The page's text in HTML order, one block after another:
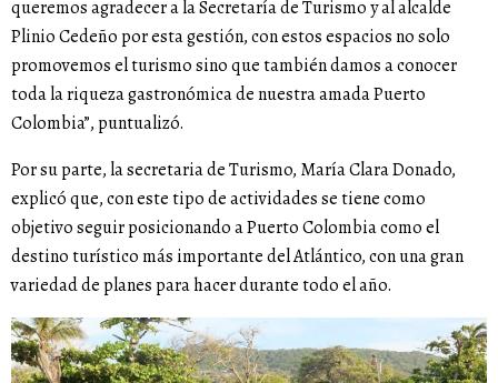
queremos agradecer a la Secretaría de Turismo y al alcalde
Plinio Cedeño por esta gestión, con estos espacios no solo
promovemos el turismo sino que también damos a conocer
toda la riqueza gastronómica de nuestra amada Puerto
Colombia”, puntualizó.
Por su parte, la secretaria de Turismo, María Clara Donado,
explicó que, con este tipo de actividades se tiene como
objetivo seguir posicionando a Puerto Colombia como el
destino turístico más importante del Atlántico, con una gran
variedad de planes para hacer durante todo el año.